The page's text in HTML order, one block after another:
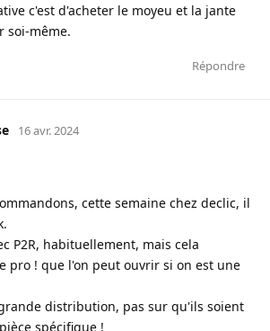
c'est d'acheter le moyeu et la jante
soi-même.
Répondre
16 avr. 2024
cette semaine chez declic, il
P2R, habituellement, mais cela
pro ! que l'on peut ouvrir si on est une
distribution, pas sur qu'ils soient
spécifique !